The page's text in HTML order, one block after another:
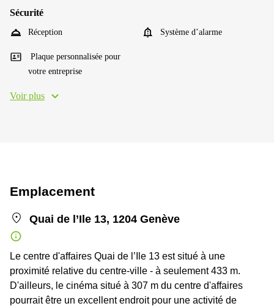
Sécurité
Réception Système d’alarme
Plaque personnalisée pour
votre entreprise
Voir plus
Emplacement
Quai de l’Ile 13, 1204 Genève
Le centre d'affaires Quai de l’Ile 13 est situé à une
proximité relative du centre-ville - à seulement 433 m.
D'ailleurs, le cinéma situé à 307 m du centre d'affaires
pourrait être un excellent endroit pour une activité de